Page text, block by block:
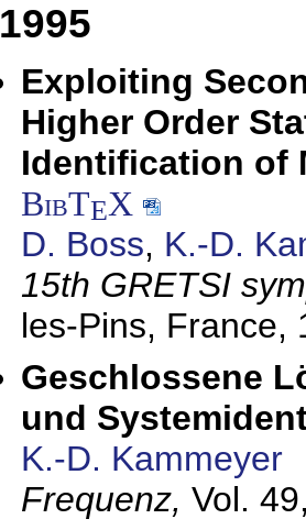
1995
Exploiting
Higher Order
Identification of
BibTEX
D. Boss, K.-D.
15th GRETSI
les-Pins, France,
Geschlossene
und
K.-D. Kammeyer
Frequenz, Vol.